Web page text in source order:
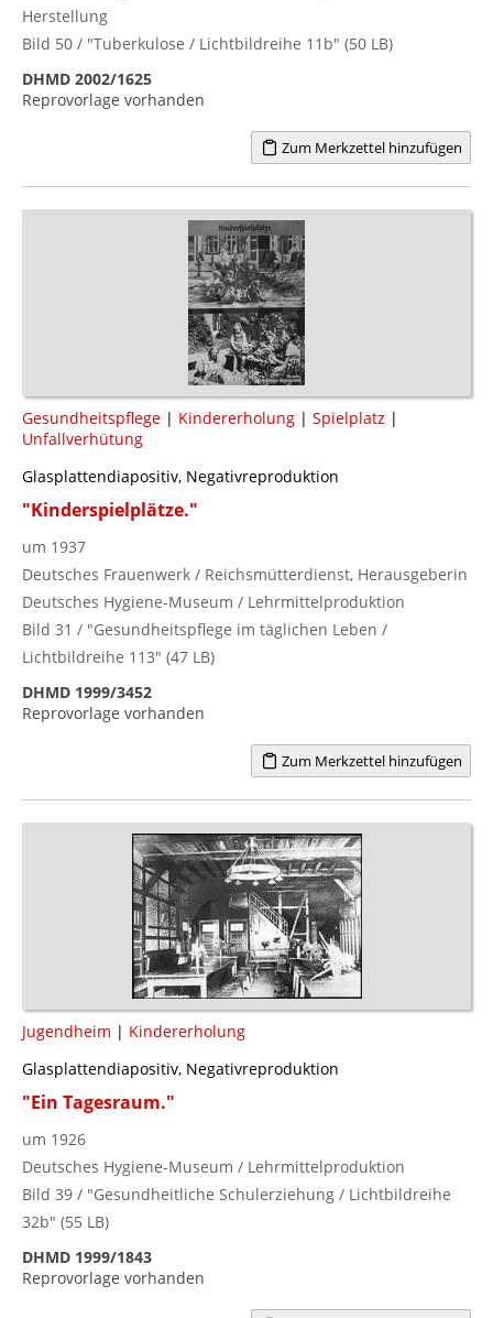
Herstellung
Bild 50 / "Tuberkulose / Lichtbildreihe 11b" (50 LB)
DHMD 2002/1625
Reprovorlage vorhanden
Zum Merkzettel hinzufügen
Gesundheitspflege | Kindererholung | Spielplatz |
Unfallverhütung
Glasplattendiapositiv, Negativreproduktion
"Kinderspielplätze."
um 1937
Deutsches Frauenwerk / Reichsmütterdienst, Herausgeberin
Deutsches Hygiene-Museum / Lehrmittelproduktion
Bild 31 / "Gesundheitspflege im täglichen Leben /
Lichtbildreihe 113" (47 LB)
DHMD 1999/3452
Reprovorlage vorhanden
Zum Merkzettel hinzufügen
Jugendheim | Kindererholung
Glasplattendiapositiv, Negativreproduktion
"Ein Tagesraum."
um 1926
Deutsches Hygiene-Museum / Lehrmittelproduktion
Bild 39 / "Gesundheitliche Schulerziehung / Lichtbildreihe
32b" (55 LB)
DHMD 1999/1843
Reprovorlage vorhanden